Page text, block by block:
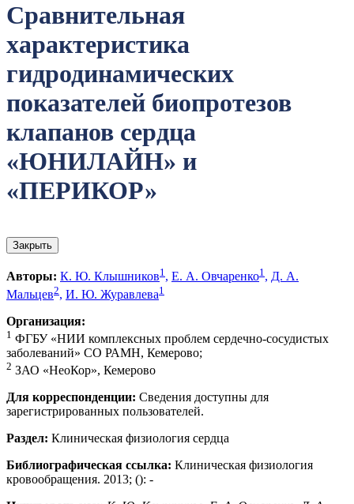
Сравнительная
характеристика
гидродинамических
показателей биопротезов
клапанов сердца
«ЮНИЛАЙН» и
«ПЕРИКОР»
Закрыть
Авторы: К. Ю. Клышников1 , Е. А. Овчаренко1 , Д. А.
Мальцев2, И. Ю. Журавлева1
Организация:
1 ФГБУ «НИИ комплексных проблем сердечно-сосудистых
заболеваний» СО РАМН, Кемерово;
2 ЗАО «НеоКор», Кемерово
Для корреспонденции: Сведения доступны для
зарегистрированных пользователей.
Раздел: Клиническая физиология сердца
Библиографическая ссылка: Клиническая физиология
кровообращения. 2013; (): -